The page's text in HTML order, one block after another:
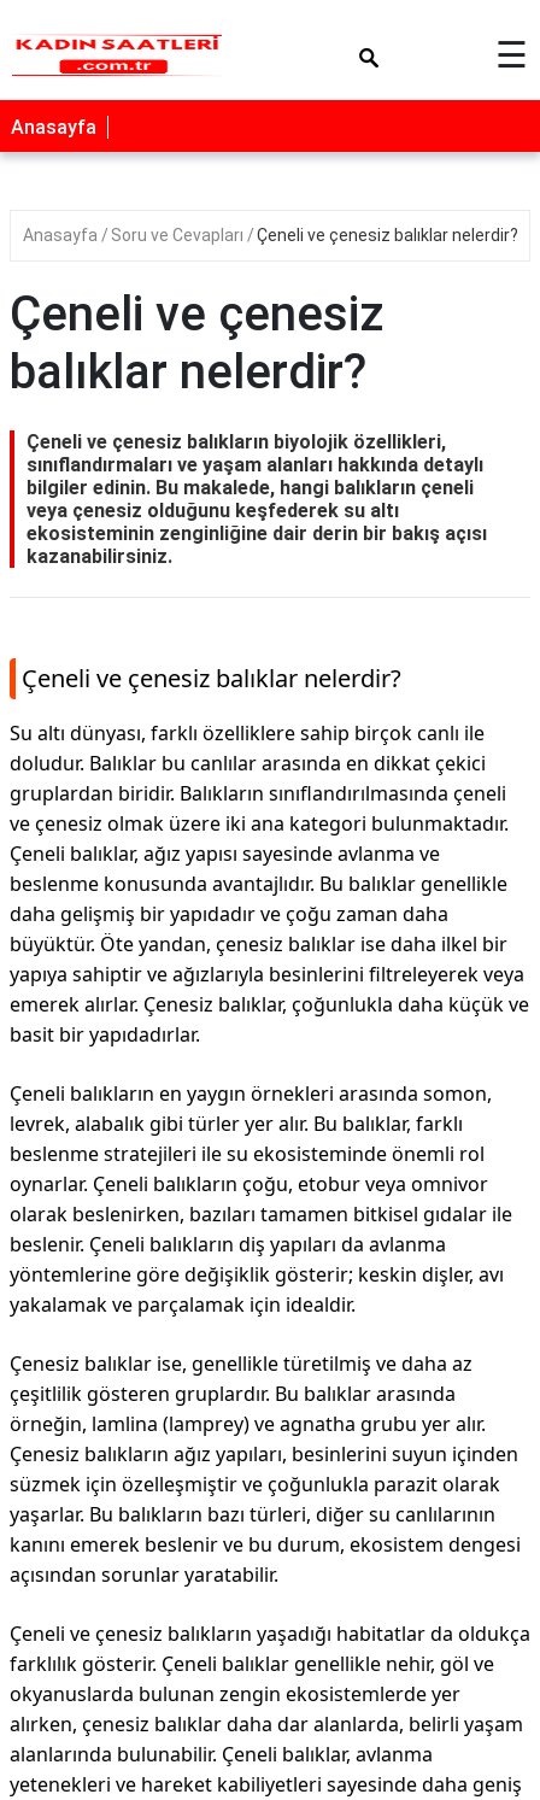
☰
Anasayfa
Anasayfa Soru ve Cevapları Çeneli ve çenesiz balıklar nelerdir?
Çeneli ve çenesiz
balıklar nelerdir?
Çeneli ve çenesiz balıkların biyolojik özellikleri,
sınıflandırmaları ve yaşam alanları hakkında detaylı
bilgiler edinin. Bu makalede, hangi balıkların çeneli
veya çenesiz olduğunu keşfederek su altı
ekosisteminin zenginliğine dair derin bir bakış açısı
kazanabilirsiniz.
Çeneli ve çenesiz balıklar nelerdir?
Su altı dünyası, farklı özelliklere sahip birçok canlı ile
doludur. Balıklar bu canlılar arasında en dikkat çekici
gruplardan biridir. Balıkların sınıflandırılmasında çeneli
ve çenesiz olmak üzere iki ana kategori bulunmaktadır.
Çeneli balıklar, ağız yapısı sayesinde avlanma ve
beslenme konusunda avantajlıdır. Bu balıklar genellikle
daha gelişmiş bir yapıdadır ve çoğu zaman daha
büyüktür. Öte yandan, çenesiz balıklar ise daha ilkel bir
yapıya sahiptir ve ağızlarıyla besinlerini filtreleyerek veya
emerek alırlar. Çenesiz balıklar, çoğunlukla daha küçük ve
basit bir yapıdadırlar.
Çeneli balıkların en yaygın örnekleri arasında somon,
levrek, alabalık gibi türler yer alır. Bu balıklar, farklı
beslenme stratejileri ile su ekosisteminde önemli rol
oynarlar. Çeneli balıkların çoğu, etobur veya omnivor
olarak beslenirken, bazıları tamamen bitkisel gıdalar ile
beslenir. Çeneli balıkların diş yapıları da avlanma
yöntemlerine göre değişiklik gösterir; keskin dişler, avı
yakalamak ve parçalamak için idealdir.
Çenesiz balıklar ise, genellikle türetilmiş ve daha az
çeşitlilik gösteren gruplardır. Bu balıklar arasında
örneğin, lamlina (lamprey) ve agnatha grubu yer alır.
Çenesiz balıkların ağız yapıları, besinlerini suyun içinden
süzmek için özelleşmiştir ve çoğunlukla parazit olarak
yaşarlar. Bu balıkların bazı türleri, diğer su canlılarının
kanını emerek beslenir ve bu durum, ekosistem dengesi
açısından sorunlar yaratabilir.
Çeneli ve çenesiz balıkların yaşadığı habitatlar da oldukça
farklılık gösterir. Çeneli balıklar genellikle nehir, göl ve
okyanuslarda bulunan zengin ekosistemlerde yer
alırken, çenesiz balıklar daha dar alanlarda, belirli yaşam
alanlarında bulunabilir. Çeneli balıklar, avlanma
yetenekleri ve hareket kabiliyetleri sayesinde daha geniş